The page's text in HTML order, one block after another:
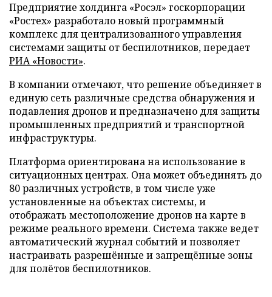
Предприятие холдинга «Росэл» госкорпорации
«Ростех» разработало новый программный
комплекс для централизованного управления
системами защиты от беспилотников, передает
РИА «Новости».
В компании отмечают, что решение объединяет в
единую сеть различные средства обнаружения и
подавления дронов и предназначено для защиты
промышленных предприятий и транспортной
инфраструктуры.
Платформа ориентирована на использование в
ситуационных центрах. Она может объединять до
80 различных устройств, в том числе уже
установленные на объектах системы, и
отображать местоположение дронов на карте в
режиме реального времени. Система также ведет
автоматический журнал событий и позволяет
настраивать разрешённые и запрещённые зоны
для полётов беспилотников.